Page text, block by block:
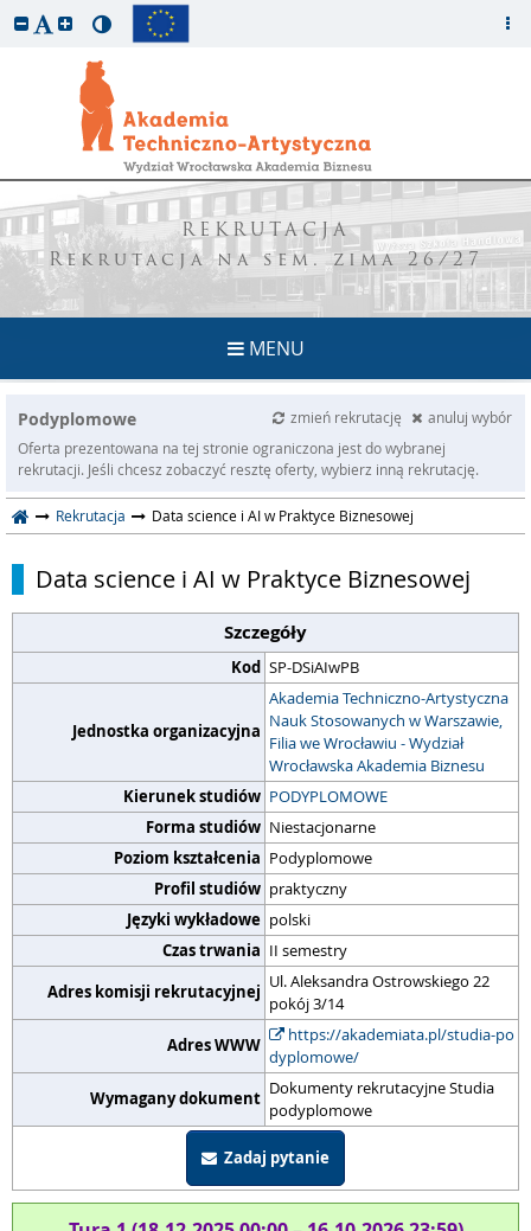
REKRUTACJA
Rekrutacja na sem. zima 26/27
MENU
Podyplomowe zmień rekrutację
anuluj wybór
Oferta prezentowana na tej stronie ograniczona jest do wybranej
rekrutacji. Jeśli chcesz zobaczyć resztę oferty, wybierz inną rekrutację.
Rekrutacja Data science i AI w Praktyce Biznesowej
Data science i AI w Praktyce Biznesowej
Szczegóły
Kod SP-DSiAIwPB
Jednostka organizacyjna
Akademia Techniczno-Artystyczna
Nauk Stosowanych w Warszawie,
Filia we Wrocławiu - Wydział
Wrocławska Akademia Biznesu
Kierunek studiów PODYPLOMOWE
Forma studiów Niestacjonarne
Poziom kształcenia Podyplomowe
Profil studiów praktyczny
Języki wykładowe polski
Czas trwania II semestry
Adres komisji rekrutacyjnej Ul. Aleksandra Ostrowskiego 22
pokój 3/14
Adres WWW
https://akademiata.pl/studia-po
dyplomowe/
Wymagany dokument Dokumenty rekrutacyjne Studia
podyplomowe
Zadaj pytanie